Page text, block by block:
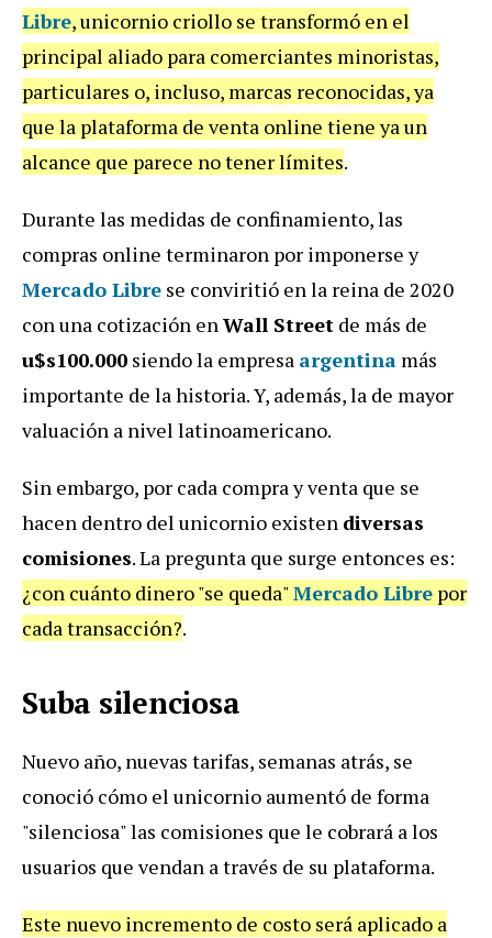
Libre, unicornio criollo se transformó en el
principal aliado para comerciantes minoristas,
particulares o, incluso, marcas reconocidas, ya
que la plataforma de venta online tiene ya un
alcance que parece no tener límites.
Durante las medidas de confinamiento, las
compras online terminaron por imponerse y
Mercado Libre se conviritió en la reina de 2020
con una cotización enWall Street de más de
u$s100.000 siendo la empresa argentina más
importante de la historia. Y, además, la de mayor
valuación a nivel latinoamericano.
Sin embargo, por cada compra y venta que se
hacen dentro del unicornio existen diversas
comisiones. La pregunta que surge entonces es:
¿con cuánto dinero "se queda"Mercado Libre por
cada transacción?.
Suba silenciosa
Nuevo año, nuevas tarifas, semanas atrás, se
conoció cómo el unicornio aumentó de forma
"silenciosa" las comisiones que le cobrará a los
usuarios que vendan a través de su plataforma.
Este nuevo incremento de costo será aplicado a